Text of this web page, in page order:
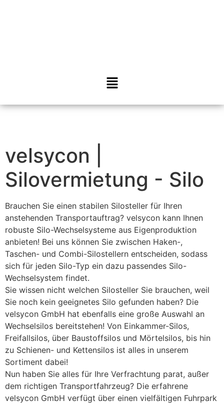
velsycon |
Silovermietung - Silo
Brauchen Sie einen stabilen Silosteller für Ihren
anstehenden Transportauftrag? velsycon kann Ihnen
robuste Silo-Wechselsysteme aus Eigenproduktion
anbieten! Bei uns können Sie zwischen Haken-,
Taschen- und Combi-Silostellern entscheiden, sodass
sich für jeden Silo-Typ ein dazu passendes Silo-
Wechselsystem findet.
Sie wissen nicht welchen Silosteller Sie brauchen, weil
Sie noch kein geeignetes Silo gefunden haben? Die
velsycon GmbH hat ebenfalls eine große Auswahl an
Wechselsilos bereitstehen! Von Einkammer-Silos,
Freifallsilos, über Baustoffsilos und Mörtelsilos, bis hin
zu Schienen- und Kettensilos ist alles in unserem
Sortiment dabei!
Nun haben Sie alles für Ihre Verfrachtung parat, außer
dem richtigen Transportfahrzeug? Die erfahrene
velsycon GmbH verfügt über einen vielfältigen Fuhrpark